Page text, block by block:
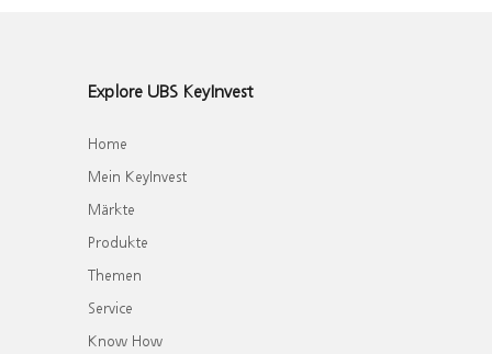
Explore UBS KeyInvest
Home
Mein KeyInvest
Märkte
Produkte
Themen
Service
Know How